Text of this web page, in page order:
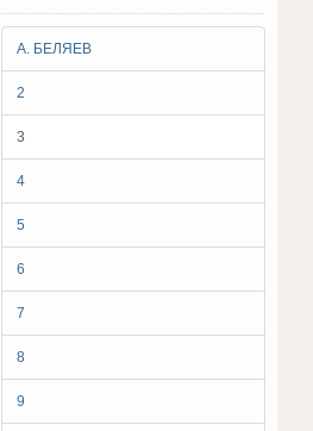
А. БЕЛЯЕВ
2
3
4
5
6
7
8
9